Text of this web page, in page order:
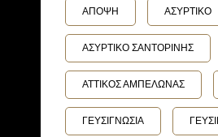
ΑΠΟΨΗ ΑΣΥΡΤΙΚΟ
ΑΣΥΡΤΙΚΟ ΣΑΝΤΟΡΙΝΗΣ
ΑΤΤΙΚΟΣ ΑΜΠΕΛΩΝΑΣ
ΓΕΥΣΙΓΝΩΣΙΑ